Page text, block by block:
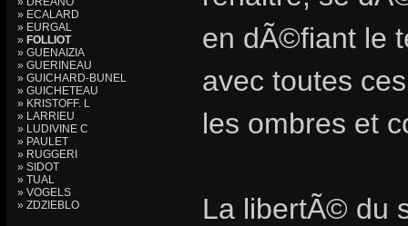
» ECALARD
» EURGAL
» FOLLIOT
» GUENAIZIA
» GUERINEAU
» GUICHARD-BUNEL
» GUICHETEAU
» KRISTOFF. L
» LARRIEU
» LUDIVINE C
» PAULET
» RUGGERI
» SIDOT
» TUAL
» VOGELS
» ZDZIEBLO
en dÃ©fiant le
avec toutes
les ombres et
La libertÃ© du